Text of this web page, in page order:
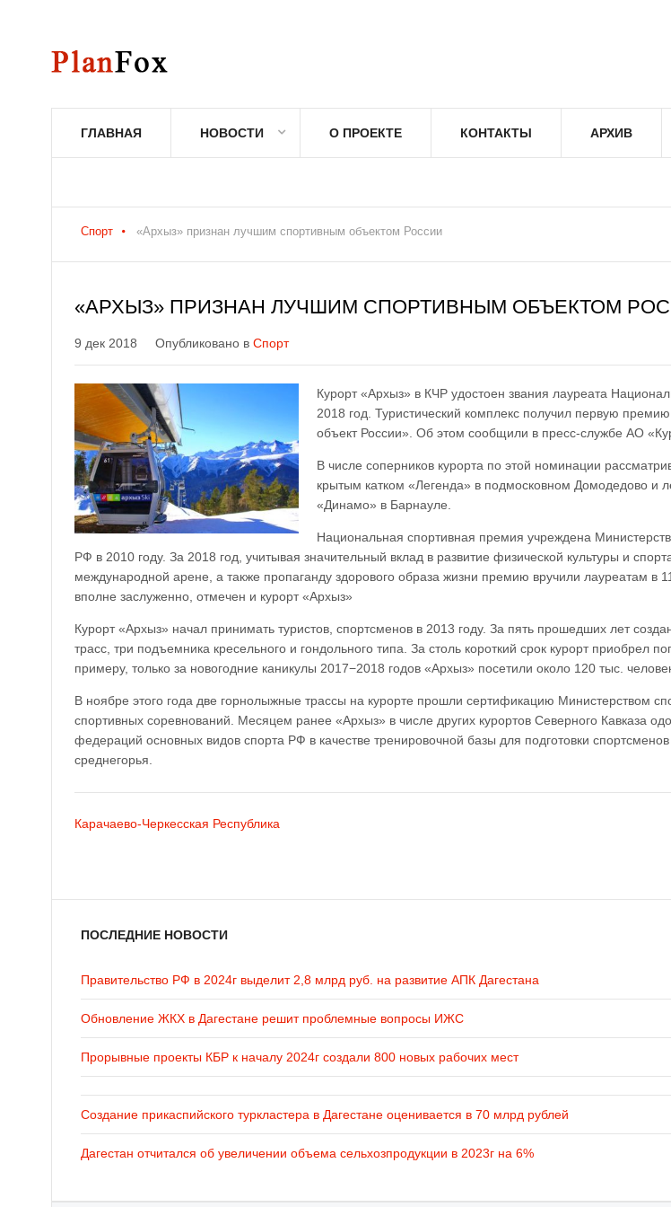
ГЛАВНАЯ НОВОСТИ О ПРОЕКТЕ КОНТАКТЫ АРХИВ
Спорт «Архыз» признан лучшим спортивным объектом России
«АРХЫЗ» ПРИЗНАН ЛУЧШИМ СПОРТИВНЫМ ОБЪЕКТОМ
9 дек 2018 Опубликовано в Спорт
Курорт «Архыз» в КЧР удостоен звания лауреата
2018 год. Туристический комплекс получил первую
объект России». Об этом сообщили в пресс-службе АО
В числе соперников курорта по этой номинации
крытым катком «Легенда» в подмосковном Домодедово и
«Динамо» в Барнауле.
Национальная спортивная премия учреждена
РФ в 2010 году. За 2018 год, учитывая значительный вклад в развитие физической культуры и
международной арене, а также пропаганду здорового образа жизни премию вручили лауреатам в
вполне заслуженно, отмечен и курорт «Архыз»
Курорт «Архыз» начал принимать туристов, спортсменов в 2013 году. За пять прошедших лет
трасс, три подъемника кресельного и гондольного типа. За столь короткий срок курорт приобрел
примеру, только за новогодние каникулы 2017−2018 годов «Архыз» посетили около 120 тыс.
В ноябре этого года две горнолыжные трассы на курорте прошли сертификацию Министерством
спортивных соревнований. Месяцем ранее «Архыз» в числе других курортов Северного Кавказа
федераций основных видов спорта РФ в качестве тренировочной базы для подготовки спортсменов
среднегорья.
Карачаево-Черкесская Республика
ПОСЛЕДНИЕ НОВОСТИ
Правительство РФ в 2024г выделит 2,8 млрд руб. на развитие АПК Дагестана
Обновление ЖКХ в Дагестане решит проблемные вопросы ИЖС
Прорывные проекты КБР к началу 2024г создали 800 новых рабочих мест
Создание прикаспийского туркластера в Дагестане оценивается в 70 млрд рублей
Дагестан отчитался об увеличении объема сельхозпродукции в 2023г на 6%